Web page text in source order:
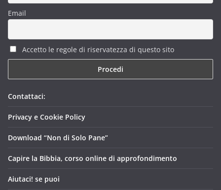
Email
Accetto le regole di riservatezza di questo sito
Contattaci:
Privacy e Cookie Policy
Download “Non di Solo Pane”
Capire la Bibbia, corso online di approfondimento
Aiutaci! se puoi